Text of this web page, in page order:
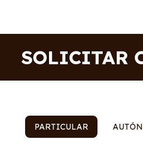
SOLICITAR
PARTICULAR